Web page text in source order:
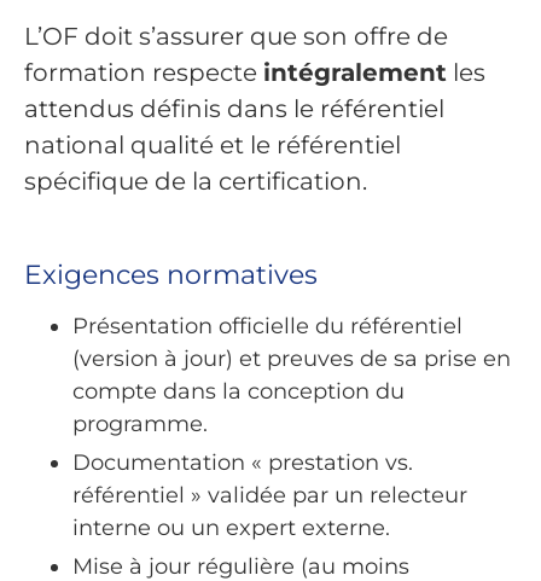
L’OF doit s’assurer que son offre de
formation respecte intégralement les
attendus définis dans le référentiel
national qualité et le référentiel
spécifique de la certification.
Exigences normatives
Présentation officielle du référentiel
(version à jour) et preuves de sa prise en
compte dans la conception du
programme.
Documentation « prestation vs.
référentiel » validée par un relecteur
interne ou un expert externe.
Mise à jour régulière (au moins